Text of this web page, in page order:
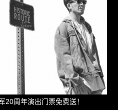
20周年演出门票免费送！